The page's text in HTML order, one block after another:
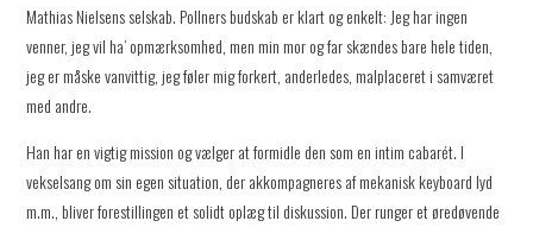
Mathias Nielsens selskab. Pollners budskab er klart og enkelt: Jeg har ingen
venner, jeg vil ha’ opmærksomhed, men min mor og far skændes bare hele tiden,
jeg er måske vanvittig, jeg føler mig forkert, anderledes, malplaceret i samværet
med andre.
Han har en vigtig mission og vælger at formidle den som en intim cabarét. I
vekselsang om sin egen situation, der akkompagneres af mekanisk keyboard lyd
m.m., bliver forestillingen et solidt oplæg til diskussion. Der runger et øredøvende